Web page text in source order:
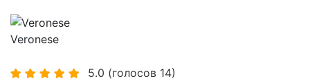
Veronese
5.0 (голосов 14)